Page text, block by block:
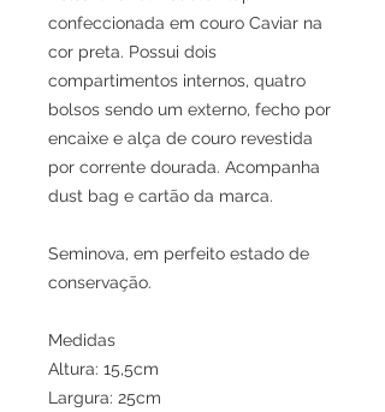
confeccionada em couro Caviar na
cor preta. Possui dois
compartimentos internos, quatro
bolsos sendo um externo, fecho por
encaixe e alça de couro revestida
por corrente dourada. Acompanha
dust bag e cartão da marca.
Seminova, em perfeito estado de
conservação.
Medidas
Altura: 15,5cm
Largura: 25cm